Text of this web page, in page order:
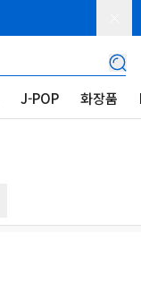
J-POP 화장품